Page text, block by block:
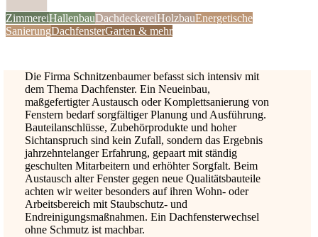
ZimmereiHallenbauDachdeckereiHolzbauEnergetische
SanierungDachfensterGarten & mehr
Die Firma Schnitzenbaumer befasst sich intensiv mit
dem Thema Dachfenster. Ein Neueinbau,
maßgefertigter Austausch oder Komplettsanierung von
Fenstern bedarf sorgfältiger Planung und Ausführung.
Bauteilanschlüsse, Zubehörprodukte und hoher
Sichtanspruch sind kein Zufall, sondern das Ergebnis
jahrzehntelanger Erfahrung, gepaart mit ständig
geschulten Mitarbeitern und erhöhter Sorgfalt. Beim
Austausch alter Fenster gegen neue Qualitätsbauteile
achten wir weiter besonders auf ihren Wohn- oder
Arbeitsbereich mit Staubschutz- und
Endreinigungsmaßnahmen. Ein Dachfensterwechsel
ohne Schmutz ist machbar.